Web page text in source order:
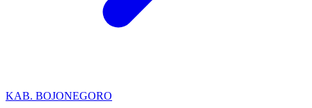
KAB. BOJONEGORO